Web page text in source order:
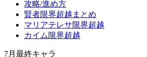
攻略/進め方
賢者限界超越まとめ
マリアテレサ限界超越
カイム限界超越
7月最終キャラ